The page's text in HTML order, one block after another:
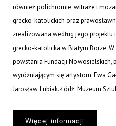
również polichromie, witraże i
grecko-katolickich oraz
zrealizowana według jego
grecko-katolicka w Białym Borze.
powstania Fundacji Nowosielskich,
wyróżniającym się artystom. Ewa
Jarosław Lubiak. Łódź: Muzeum
Więcej informacji